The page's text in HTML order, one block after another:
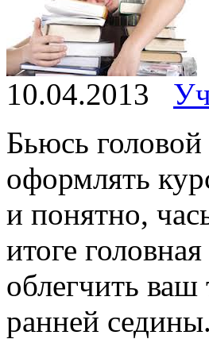
10.04.2013
Бьюсь
оформлять
и понятно,
итоге
облегчить ваш
ранней седины.